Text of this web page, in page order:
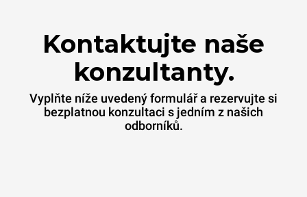
Kontaktujte naše
konzultanty.
Vyplňte níže uvedený formulář a rezervujte si
bezplatnou konzultaci s jedním z našich
odborníků.